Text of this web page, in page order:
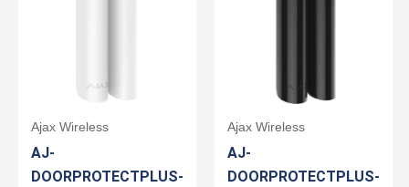
Ajax Wireless
AJ-
DOORPROTECTPLUS-
Ajax Wireless
AJ-
DOORPROTECTPLUS-